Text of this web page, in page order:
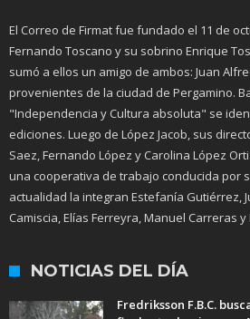
El Correo de Firmat fue fundado el 11 de
Fernando Toscano y su sobrino Enrique
sumó a ellos un amigo de ambos: Juan
provenientes de la ciudad de Pergamino.
"Independencia y Cultura absoluta" se
ediciones. Luego de López Jacob, sus
Saez, Fernando López y Carolina López
una cooperativa de trabajo conducida por
actualidad la integran Estefanía Gutiérrez,
Camiscia, Elías Ferreyra, Manuel Carreras
NOTICIAS DEL DÍA
Fredriksson F.B.C.